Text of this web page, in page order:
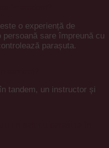
o experiență de
sare împreună cu
parașuta.
tandem, un instructor și